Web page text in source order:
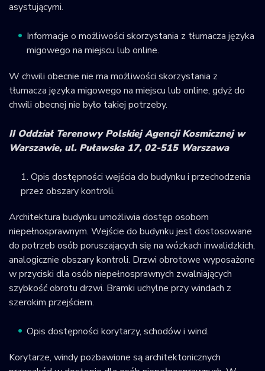
asystującymi.
Informacje o możliwości skorzystania z tłumacza języka
migowego na miejscu lub online.
W chwili obecnie nie ma możliwości skorzystania z
tłumacza języka migowego na miejscu lub online, gdyż do
chwili obecnej nie było takiej potrzeby.
II Oddział Terenowy Polskiej Agencji Kosmicznej w
Warszawie, ul. Puławska 17, 02-515 Warszawa
Opis dostępności wejścia do budynku i przechodzenia
przez obszary kontroli.
Architektura budynku umożliwia dostęp osobom
niepełnosprawnym. Wejście do budynku jest dostosowane
do potrzeb osób poruszających się na wózkach inwalidzkich,
analogicznie obszary kontroli. Drzwi obrotowe wyposażone
w przyciski dla osób niepełnosprawnych zwalniających
szybkość obrotu drzwi. Bramki uchylne przy windach z
szerokim przejściem.
Opis dostępności korytarzy, schodów i wind.
Korytarze, windy pozbawione są architektonicznych